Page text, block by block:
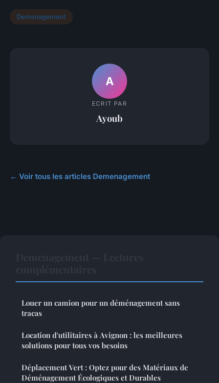
Demenagement
A
ECRIT PAR
Ayoub
← Voir tous les articles Demenagement
Louer un camion pour un déménagement sans
tracas
Location d'utilitaires à Avignon : les meilleures
solutions pour tous vos besoins
Déplacement Vert : Optez pour des Matériaux de
Déménagement Écologiques et Durables